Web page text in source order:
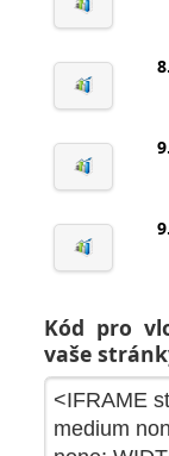
8.
9.
9.
Kód pro
vaše